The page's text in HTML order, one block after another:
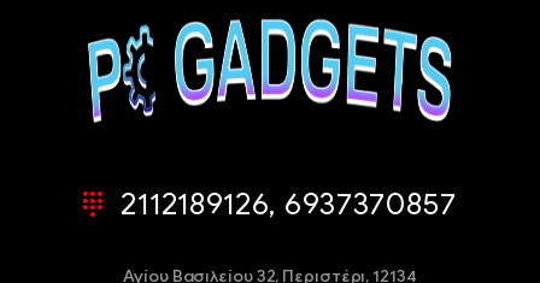
2112189126, 6937370857
Αγίου Βασιλείου 32, Περιστέρι, 12134